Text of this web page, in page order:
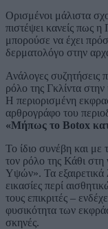
Ορισμένοι μάλιστα
πιστέψει κανείς πως
μπορούσε να έχει
δερματολόγο στην
Ανάλογες συζητήσεις
ρόλο της Γκλίντα
Η περιορισμένη
αρθρογράφο του
«Μήπως το Botox
Το ίδιο συνέβη και με
τον ρόλο της Κάθι
Υψών». Τα εξαιρετικά
εικασίες περί
τους επικριτές –
φυσικότητα των
σκηνές.